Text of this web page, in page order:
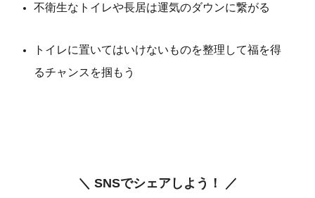
不衛生なトイレや長居は運気のダウンに繋がる
トイレに置いてはいけないものを整理して福を得
るチャンスを掴もう
＼ SNSでシェアしよう！ ／